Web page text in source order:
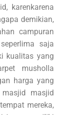
karenkarena
demikian,
campuran
saja
kualitas yang
musholla
harga yang
masjid
mereka,